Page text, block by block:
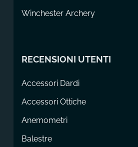
Winchester Archery
RECENSIONI UTENTI
Accessori Dardi
Accessori Ottiche
Anemometri
Balestre